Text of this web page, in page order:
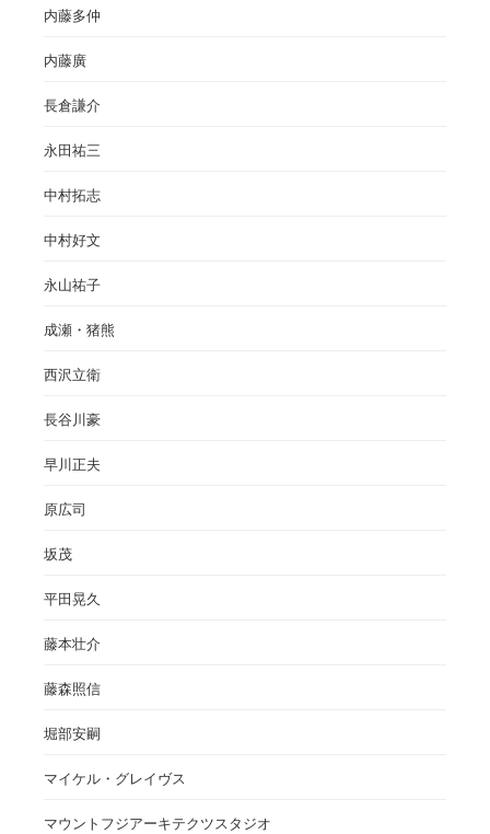
内藤多仲
内藤廣
長倉謙介
永田祐三
中村拓志
中村好文
永山祐子
成瀬・猪熊
西沢立衛
長谷川豪
早川正夫
原広司
坂茂
平田晃久
藤本壮介
藤森照信
堀部安嗣
マイケル・グレイヴス
マウントフジアーキテクツスタジオ